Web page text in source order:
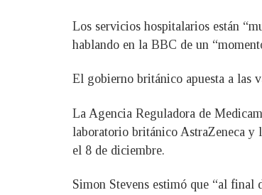
Los servicios hospitalarios están
hablando en la BBC de un
El gobierno británico apuesta a las
La Agencia Reguladora de
laboratorio británico AstraZeneca y
el 8 de diciembre.
Simon Stevens estimó que “al final